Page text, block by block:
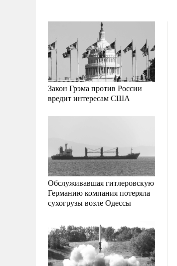
Закон Грэма против России
вредит интересам США
Обслуживавшая гитлеровскую
Германию компания потеряла
сухогрузы возле Одессы